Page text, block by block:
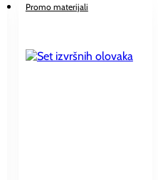
Promo materijali